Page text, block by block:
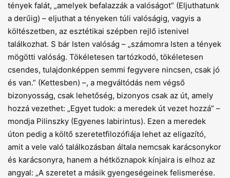
tények falát, „amelyek befalazzák a valóságot” (Eljuthatunk
a derű­ig) – eljuthat a tényeken túli valóságig, vagyis a
költészetben, az esztétikai szépben rejlő istenivel
találkozhat. S bár Isten valóság – „számomra Isten a tények
mögötti valóság. Tökéletesen tartózkodó, tökéletesen
csendes, tulajdonképpen semmi fegyvere nincsen, csak jó
és van.” (Kettesben) –, a megváltódás nem végső
bizonyosság, csak lehetőség, bizonyos csak az út, amely
hozzá vezethet: „Egyet tudok: a meredek út vezet hozzá” –
mondja Pilinszky (Egyenes labirintus). Ezen a meredek
úton pedig a költő szeretetfilozófiája lehet az eligazító,
amit a vele való találkozásban általa nemcsak karácsonykor
és karácsonyra, hanem a hétköznapok kínjaira is elhoz az
angyal: „A szeretet a másik gyengeségeinek felismerése.